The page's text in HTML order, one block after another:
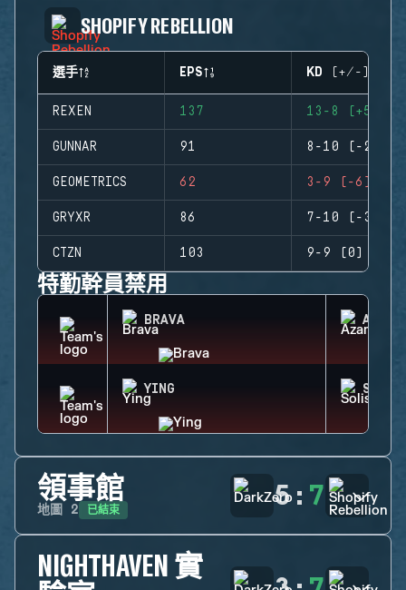
SHOPIFY REBELLION
選手 EPS KD (+/-)
REXEN 137 13-8 (+5)
GUNNAR 91 8-10 (-2)
GEOMETRICS 62 3-9 (-6)
GRYXR 86 7-10 (-3)
CTZN 103 9-9 (0)
特勤幹員禁用
BRAVA AZAMI
YING SOLIS
領事館
地圖 2 已結束 5: 7
NIGHTHAVEN 實